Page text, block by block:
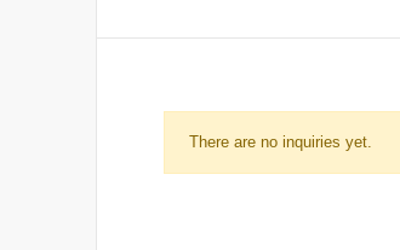
There are no inquiries yet.